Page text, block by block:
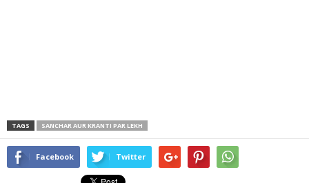
TAGS SANCHAR AUR KRANTI PAR LEKH
Facebook Twitter